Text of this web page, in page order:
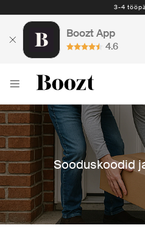
3-4
Boozt App
4.6
Sooduskoodid